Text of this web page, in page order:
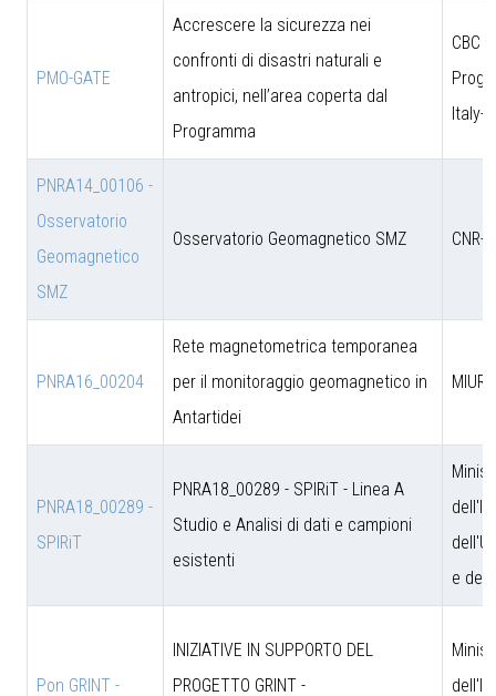
PMO-GATE
Accrescere la sicurezza nei
confronti di disastri naturali e
antropici, nell’area coperta dal
Programma
CBC
Italy-
PNRA14_00106 -
Osservatorio
Geomagnetico
SMZ
Osservatorio Geomagnetico SMZ CNR-
PNRA16_00204
Rete magnetometrica temporanea
per il monitoraggio geomagnetico in
Antartidei
MIUR
PNRA18_00289 -
SPIRiT
PNRA18_00289 - SPIRiT - Linea A
Studio e Analisi di dati e campioni
esistenti
e
Pon GRINT -
INIZIATIVE IN SUPPORTO DEL
PROGETTO GRINT -